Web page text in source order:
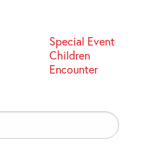
Special Event
Children
Encounter